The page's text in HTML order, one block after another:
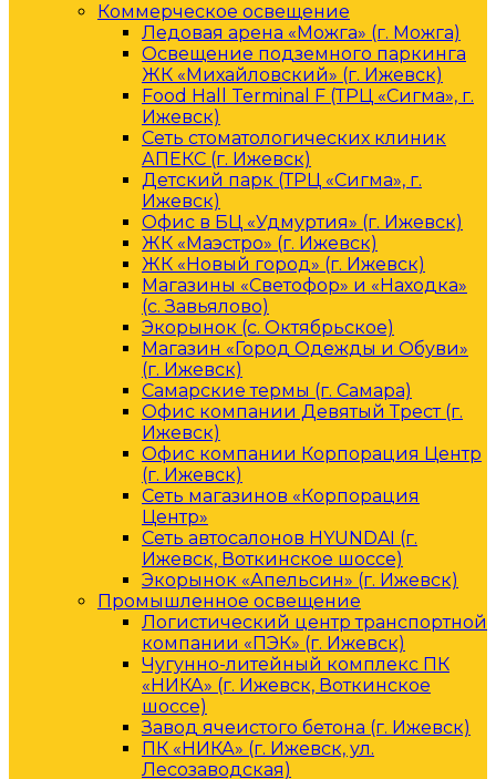
Коммерческое освещение
Ледовая арена «Можга» (г. Можга)
Освещение подземного паркинга
ЖК «Михайловский» (г. Ижевск)
Food Hall Terminal F (ТРЦ «Сигма», г.
Ижевск)
Сеть стоматологических клиник
АПЕКС (г. Ижевск)
Детский парк (ТРЦ «Сигма», г.
Ижевск)
Офис в БЦ «Удмуртия» (г. Ижевск)
ЖК «Маэстро» (г. Ижевск)
ЖК «Новый город» (г. Ижевск)
Магазины «Светофор» и «Находка»
(с. Завьялово)
Экорынок (с. Октябрьское)
Магазин «Город Одежды и Обуви»
(г. Ижевск)
Самарские термы (г. Самара)
Офис компании Девятый Трест (г.
Ижевск)
Офис компании Корпорация Центр
(г. Ижевск)
Сеть магазинов «Корпорация
Центр»
Сеть автосалонов HYUNDAI (г.
Ижевск, Воткинское шоссе)
Экорынок «Апельсин» (г. Ижевск)
Промышленное освещение
Логистический центр транспортной
компании «ПЭК» (г. Ижевск)
Чугунно-литейный комплекс ПК
«НИКА» (г. Ижевск, Воткинское
шоссе)
Завод ячеистого бетона (г. Ижевск)
ПК «НИКА» (г. Ижевск, ул.
Лесозаводская)